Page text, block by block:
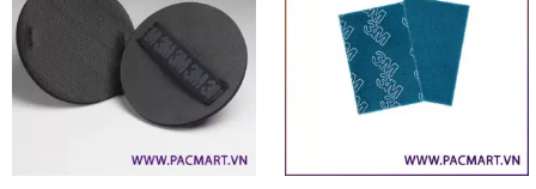
cuộn lại để làm sạch hoặc điều hòa
hiệu quả trên các bề mặt phẳng, không
đều hoặc có đường viền.